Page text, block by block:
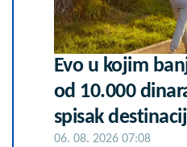
Evo u kojim
od 10.000
spisak
06. 08. 2026 07:08